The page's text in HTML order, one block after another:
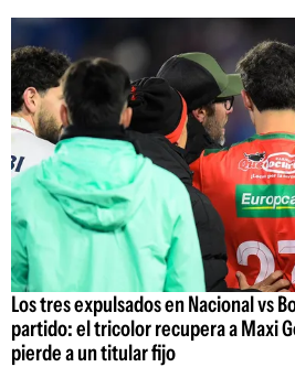
Los tres expulsados en Nacional vs
partido: el tricolor recupera a Maxi
pierde a un titular fijo